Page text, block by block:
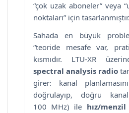
“çok uzak aboneler” veya
noktaları” için tasarlanmıştır.
Sahada en büyük
“teoride mesafe var,
kısmıdır. LTU-XR
spectral analysis radio
girer: kanal
doğrulayıp, doğru
100 MHz) ile hız/